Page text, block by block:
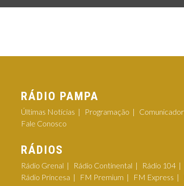
RÁDIO PAMPA
Últimas Notícias Programação
Fale Conosco
RÁDIOS
Rádio Grenal Rádio Continental Rádio 104
Rádio Princesa
FM Premium FM Express